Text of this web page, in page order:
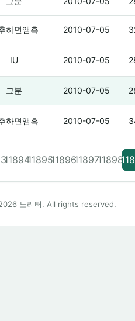
하면앰흑 2010-07-05
기능 추가 못 하냐?(2)
IU 2010-07-05
(8)
그분 2010-07-05
씨발님은 비추를 하도 많이
하면앰흑 2010-07-05
1189411895118961189711898
노리터. All rights reserved.